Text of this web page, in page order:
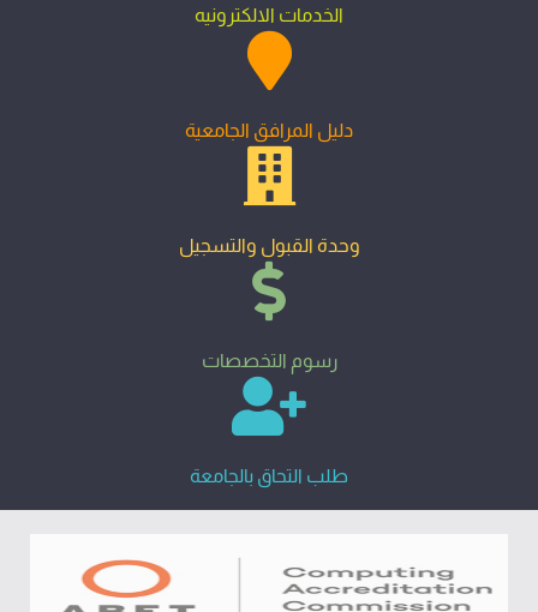
الخدمات الالكترونيه
دليل المرافق الجامعية
وحدة القبول والتسجيل
رسوم التخصصات
طلب التحاق بالجامعة